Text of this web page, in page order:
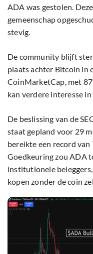
ADA was gestolen.
gemeenschap
stevig.
De community blijft
plaats achter Bitcoin in
CoinMarketCap, met
kan verdere interesse
De beslissing van de
staat gepland voor 29
bereikte een record
Goedkeuring zou ADA
institutionele
kopen zonder de coin